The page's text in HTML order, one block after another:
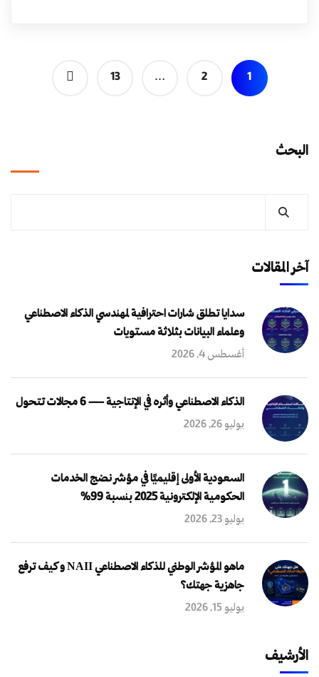
1
2
…
13
البحث
آخر المقالات
سدايا تطلق شارات احترافية لمهندسي الذكاء الاصطناعي
وعلماء البيانات بثلاثة مستويات
أغسطس 4, 2026
الذكاء الاصطناعي وأثره في الإنتاجية — 6 مجالات تتحول
يوليو 26, 2026
السعودية الأولى إقليميًا في مؤشر نضج الخدمات
الحكومية الإلكترونية 2025 بنسبة 99%
يوليو 23, 2026
ماهو المؤشر الوطني للذكاء الاصطناعي NAII و كيف ترفع
جاهزية جهتك؟
يوليو 15, 2026
الأرشيف